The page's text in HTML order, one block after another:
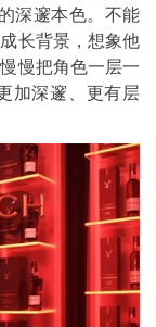
深邃本色。不能
长背景，想象他
慢把角色一层一
加深邃、更有层